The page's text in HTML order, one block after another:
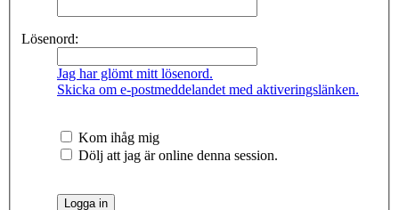
Lösenord:
Jag har glömt mitt lösenord.
Skicka om e-postmeddelandet med aktiveringslänken.
Kom ihåg mig
Dölj att jag är online denna session.